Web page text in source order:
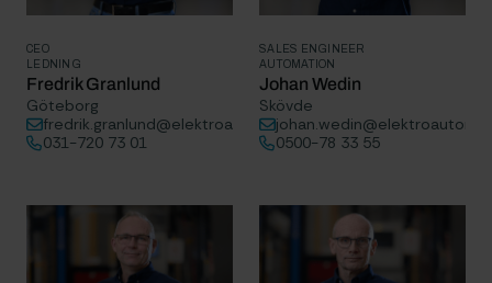
CEO
LEDNING
Fredrik Granlund
Göteborg
fredrik.granlund@elektroautomatik.se
031-720 73 01
SALES ENGINEER
AUTOMATION
Johan Wedin
Skövde
0500-78 33 55